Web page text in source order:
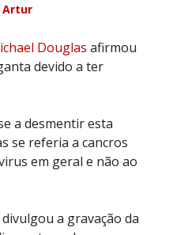
Artur
Douglas afirmou
devido a ter
a desmentir esta
se referia a cancros
em geral e não ao
divulgou a gravação da